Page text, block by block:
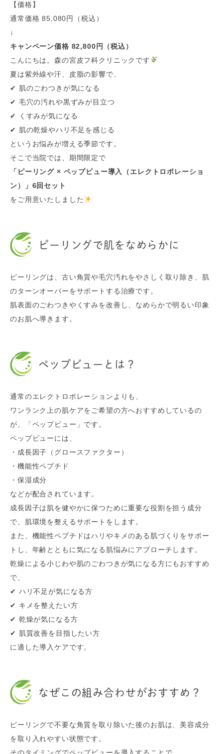
【価格】
通常価格 85,080円（税込）
↓
キャンペーン価格 82,800円（税込）
こんにちは。森の宮皮フ科クリニックです
夏は紫外線や汗、皮脂の影響で、
✔ 肌のごわつきが気になる
✔ 毛穴の汚れや黒ずみが目立つ
✔ くすみが気になる
✔ 肌の乾燥やハリ不足を感じる
というお悩みが増える季節です。
そこで当院では、期間限定で
「ピーリング × ペップビュー導入（エレクトロポレーショ
ン）」6回セット
をご用意いたしました
ピーリングで肌をなめらかに
ピーリングは、古い角質や毛穴汚れをやさしく取り除き、肌
のターンオーバーをサポートする治療です。
肌表面のごわつきやくすみを改善し、なめらかで明るい印象
のお肌へ導きます。
ペップビューとは？
通常のエレクトロポレーションよりも、
ワンランク上の肌ケアをご希望の方へおすすめしているの
が、「ペップビュー」です。
ペップビューには、
・成長因子（グロースファクター）
・機能性ペプチド
・保湿成分
などが配合されています。
成長因子は肌を健やかに保つために重要な役割を担う成分
で、肌環境を整えるサポートをします。
また、機能性ペプチドはハリやキメのある肌づくりをサポー
トし、年齢とともに気になる肌悩みにアプローチします。
乾燥による小じわや肌のごわつきが気になる方にもおすすめ
で、
✔ ハリ不足が気になる方
✔ キメを整えたい方
✔ 乾燥が気になる方
✔ 肌質改善を目指したい方
に適した導入ケアです。
なぜこの組み合わせがおすすめ？
ピーリングで不要な角質を取り除いた後のお肌は、美容成分
を取り入れやすい状態です。